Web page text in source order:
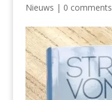
Nieuws | 0 comments